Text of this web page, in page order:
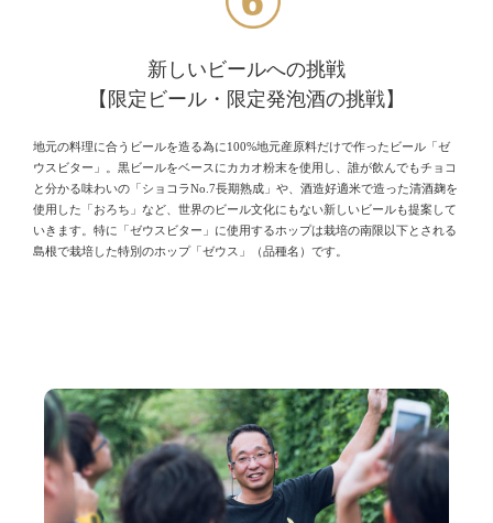
新しいビールへの挑戦
【限定ビール・限定発泡酒の挑戦】
地元の料理に合うビールを造る為に100%地元産原料だけで作ったビール「ゼ
ウスビター」。黒ビールをベースにカカオ粉末を使用し、誰が飲んでもチョコ
と分かる味わいの「ショコラNo.7長期熟成」や、酒造好適米で造った清酒麹を
使用した「おろち」など、世界のビール文化にもない新しいビールも提案して
いきます。特に「ゼウスビター」に使用するホップは栽培の南限以下とされる
島根で栽培した特別のホップ「ゼウス」（品種名）です。